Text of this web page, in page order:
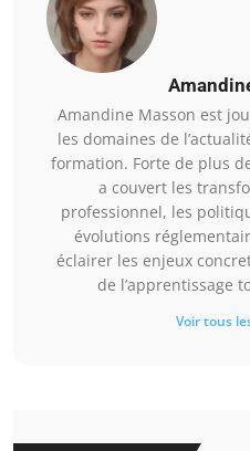
Amandine Masson est
les domaines de
formation. Forte de plus
a couvert les
professionnel, les
évolutions
éclairer les enjeux
de l’apprentissage
Voir tous